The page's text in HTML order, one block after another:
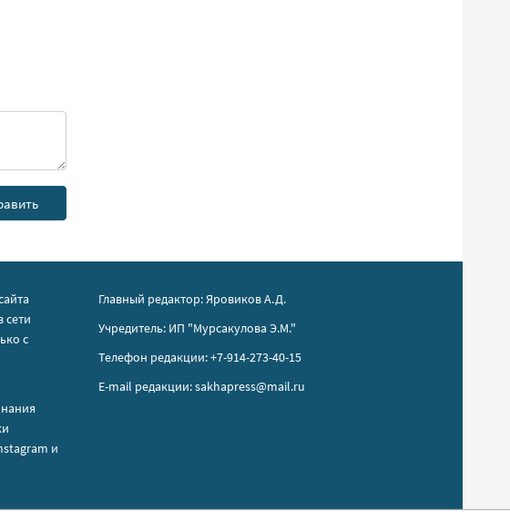
сети
с
и
Главный редактор: Яровиков А.Д.
Учредитель: ИП "Мурсакулова Э.М."
Телефон редакции: +7-914-273-40-15
E-mail редакции: sakhapress@mail.ru